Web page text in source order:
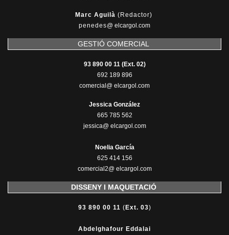
Marc Aguilà (Redactor)
penedes@ elcargol.com
GESTIÓ COMERCIAL
93 890 00 11 (Ext. 02)
692 189 896
comercial@ elcargol.com
Jessica González
665 785 562
jessica@ elcargol.com
Noelia García
625 414 156
comercial2@ elcargol.com
DISSENY I MAQUETACIÓ
93 890 00 11 (Ext. 03)
Abdelghafour Eddalai